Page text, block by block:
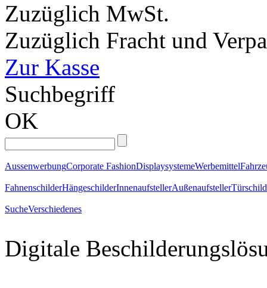
Zuzüglich MwSt.
Zuzüglich Fracht und
Zur Kasse
Suchbegriff
OK
AussenwerbungCorporate FashionDisplaysystemeWerbemittel
FahnenschilderHängeschilderInnenaufstellerAußenaufsteller
SucheVerschiedenes
Digitale